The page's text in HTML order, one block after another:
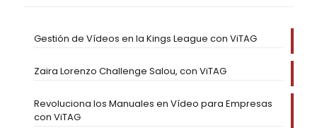
Gestión de Vídeos en la Kings League con ViTAG
Zaira Lorenzo Challenge Salou, con ViTAG
Revoluciona los Manuales en Vídeo para Empresas
con ViTAG